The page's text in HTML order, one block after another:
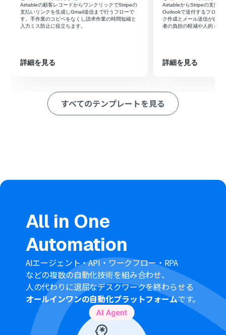
ペレーション」：トリガー起動後、フロー内で処理を行うアク
ション
■このワークフローのカスタムポイント
ば、担当部署のメーリングリストや、特定の担当者など、
Stripe、GmailのそれぞれとYoomを連携してください。
トリガーは5分、10分、15分、30分、60分の間隔で起動
間隔を選択できます。
ョンやデータコネクトはエラーとなりますので、ご注意く
ル中には制限対象のアプリを使用することができます。
Airtableの顧客レコードからワンクリックでStripeの
支払いリンクを生成しGmail送信まで行うフローで
す。手作業のコピペをなくし請求作業の時間短縮と
入力ミス防止に役立ちます。
詳細を見る
AirtableからStripeの支払い
Outlookで送付するフロー
ク作成とメール送信が自動
者の負担の軽減や人的ミス
詳細を見る
すべてのテンプレートを見る
All in One
Automation
AIエージェント・API・ワークフロー・RPA
などの複数の自動化技術を組み合わせ、
人の代わりに退屈なデスクワークを終わらせる
オールインワンの自動化プラットフォームです。